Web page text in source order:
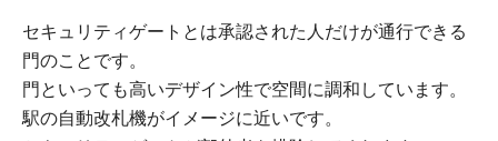
セキュリティゲートとは承認された人だけが通行できる
門のことです。
門といっても高いデザイン性で空間に調和しています。
駅の自動改札機がイメージに近いです。